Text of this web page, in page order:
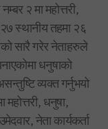
२ मा महोत्तरी,
स्थानीय तहमा २६
सारै गरेर नेताहरुले
धनुषाको
व्यक्त गर्नुभयो
महोत्तरी, धनुषा,
नेता कार्यकर्ता